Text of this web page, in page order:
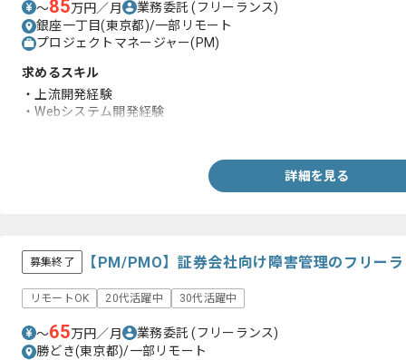
〜85万円／月 業務委託(フリーランス)
銀座一丁目(東京都)/一部リモート
プロジェクトマネージャー(PM)
求めるスキル
・上流開発経験
・Webシステム開発経験
詳細を見る
募集終了 【PM/PMO】証券会社向け障害管理のフリー
リモートOK 20代活躍中 30代活躍中
〜65万円／月 業務委託(フリーランス)
勝どき(東京都)/一部リモート